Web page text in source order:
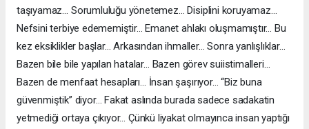
taşıyamaz… Sorumluluğu yönetemez… Disiplini koruyamaz…
Nefsini terbiye edememiştir… Emanet ahlakı oluşmamıştır… Bu
kez eksiklikler başlar… Arkasından ihmaller… Sonra yanlışlıklar…
Bazen bile bile yapılan hatalar… Bazen görev suiistimalleri…
Bazen de menfaat hesapları… İnsan şaşırıyor… “Biz buna
güvenmiştik” diyor… Fakat aslında burada sadece sadakatin
yetmediği ortaya çıkıyor… Çünkü liyakat olmayınca insan yaptığı